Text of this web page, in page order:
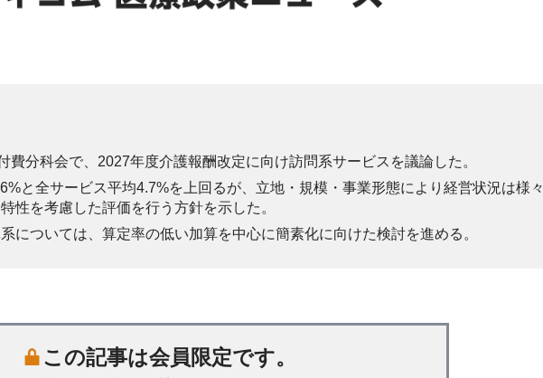
費分科会で、2027年度介護報酬改定に向け訪問系サービスを議論した。
と全サービス平均4.7%を上回るが、立地・規模・事業形態により経営状況は様々
性を考慮した評価を行う方針を示した。
については、算定率の低い加算を中心に簡素化に向けた検討を進める。
この記事は会員限定です。